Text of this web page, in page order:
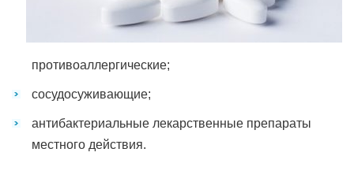
противоаллергические;
сосудосуживающие;
антибактериальные лекарственные препараты
местного действия.